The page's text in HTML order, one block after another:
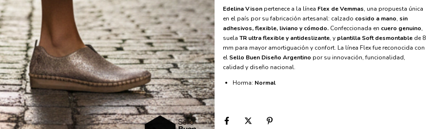
Edelina Vison pertenece a la línea Flex de Vemmas, una propuesta única
en el país por su fabricación artesanal: calzado cosido a mano, sin
adhesivos, flexible, liviano y cómodo. Confeccionada en cuero genuino,
suela TR ultra flexible y antideslizante, y plantilla Soft desmontable de 8
mm para mayor amortiguación y confort. La línea Flex fue reconocida con
el Sello Buen Diseño Argentino por su innovación, funcionalidad,
calidad y diseño nacional.
Horma: Normal